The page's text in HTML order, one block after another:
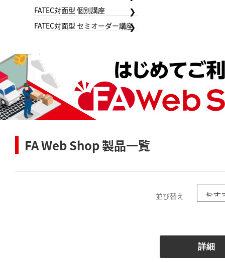
FATEC対面型 個別講座
FATEC対面型 セミオーダー講座
FA Web Shop 製品一覧
並び替え
詳細